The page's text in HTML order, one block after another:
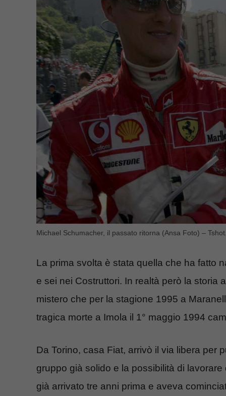
Michael Schumacher, il passato ritorna (Ansa Foto) –
La prima svolta è stata quella che ha fatto
e sei nei Costruttori. In realtà però la storia
mistero che per la stagione 1995 a
tragica morte a Imola il 1° maggio 1994
Da Torino, casa Fiat, arrivò il via libera per
gruppo già solido e la possibilità di lavorare
già arrivato tre anni prima e aveva